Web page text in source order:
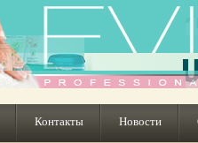
Контакты Новости